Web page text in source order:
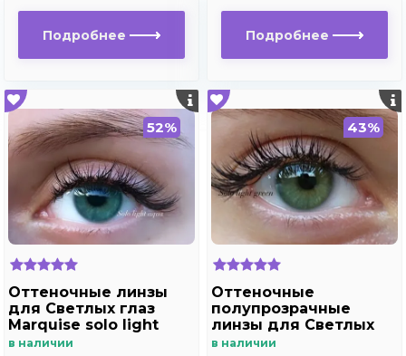
Подробнее Подробнее
52%
Оттеночные линзы
для Светлых глаз
Marquise solo light
aqua для
в наличии
43%
Оттеночные
полупрозрачные
линзы для Светлых
глаз Marquise solo
в наличии